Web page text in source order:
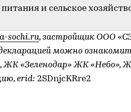
и сельское
sochi.ru, застройщик ООО «СЗ
можно
, ЖК «Зеленодар» ЖК «Небо»,
erid: 2SDnjcKRre2